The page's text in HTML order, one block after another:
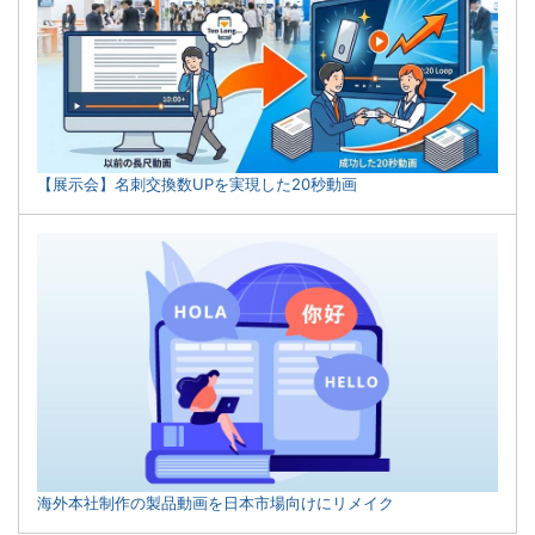
【展示会】名刺交換数UPを実現した20秒動画
海外本社制作の製品動画を日本市場向けにリメイク